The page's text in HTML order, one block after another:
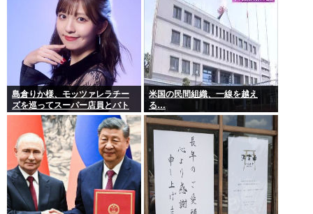
島倉りか様、モッツァレラチー
ズを巡ってスーパー店員とバト
ル勃発ｗｗｗ
米国の民間組織、一線を越え
る…